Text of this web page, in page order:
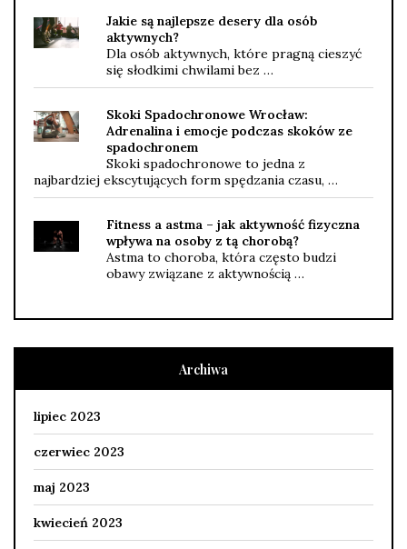
Jakie są najlepsze desery dla osób
aktywnych?
Dla osób aktywnych, które pragną cieszyć
się słodkimi chwilami bez …
Skoki Spadochronowe Wrocław:
Adrenalina i emocje podczas skoków ze
spadochronem
Skoki spadochronowe to jedna z
najbardziej ekscytujących form spędzania czasu, …
Fitness a astma – jak aktywność fizyczna
wpływa na osoby z tą chorobą?
Astma to choroba, która często budzi
obawy związane z aktywnością …
Archiwa
lipiec 2023
czerwiec 2023
maj 2023
kwiecień 2023